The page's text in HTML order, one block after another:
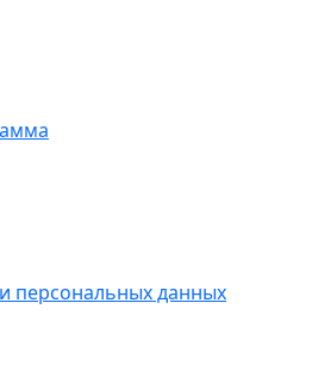
персональных данных